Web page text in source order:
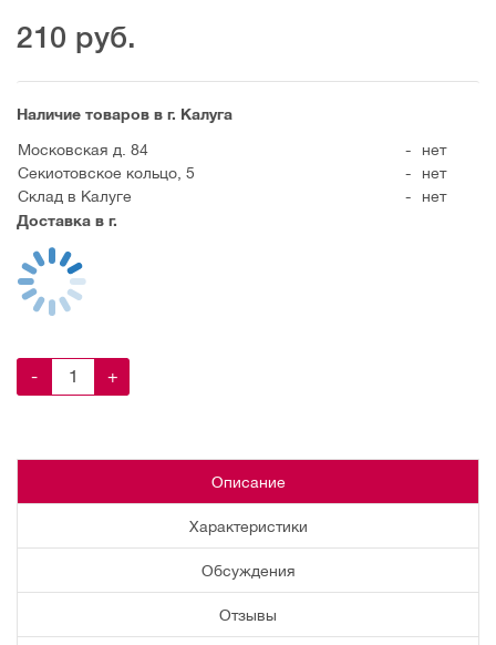
210 руб.
Наличие товаров в г. Калуга
Московская д. 84
-
нет
Секиотовское кольцо, 5
-
нет
Склад в Калуге
-
нет
Доставка в г.
- +
Описание
Характеристики
Обсуждения
Отзывы